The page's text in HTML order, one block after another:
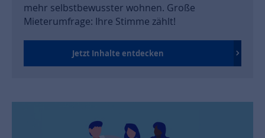
mehr selbstbewusster wohnen. Große
Mieterumfrage: Ihre Stimme zählt!
Jetzt Inhalte entdecken